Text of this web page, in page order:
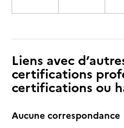
Liens avec
certifications
certifications ou
Aucune correspondance